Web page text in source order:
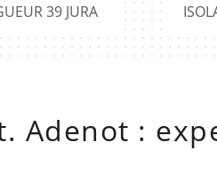
39 JURA
Adenot :